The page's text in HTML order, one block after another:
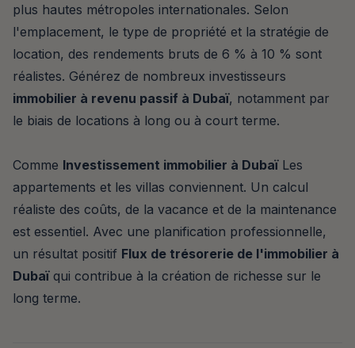
plus hautes métropoles internationales. Selon
l'emplacement, le type de propriété et la stratégie de
location, des rendements bruts de 6 % à 10 % sont
réalistes. Générez de nombreux investisseurs
immobilier à revenu passif à Dubaï, notamment par
le biais de locations à long ou à court terme.
Comme Investissement immobilier à DubaïLes
appartements et les villas conviennent. Un calcul
réaliste des coûts, de la vacance et de la maintenance
est essentiel. Avec une planification professionnelle,
un résultat positif Flux de trésorerie de l'immobilier à
Dubaïqui contribue à la création de richesse sur le
long terme.